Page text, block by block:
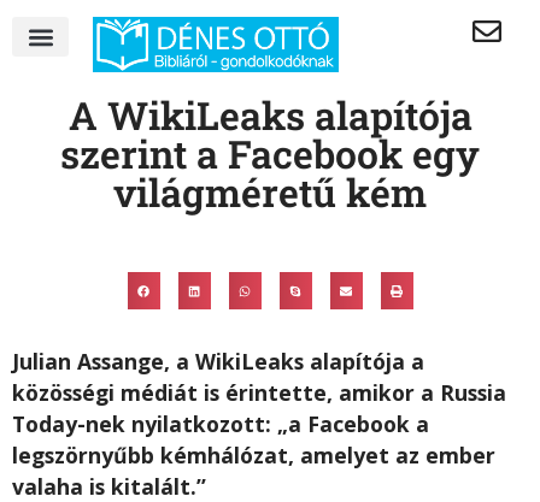
A WikiLeaks alapítója
szerint a Facebook egy
világméretű kém
Julian Assange, a WikiLeaks alapítója a
közösségi médiát is érintette, amikor a Russia
Today-nek nyilatkozott: „a Facebook a
legszörnyűbb kémhálózat, amelyet az ember
valaha is kitalált.”